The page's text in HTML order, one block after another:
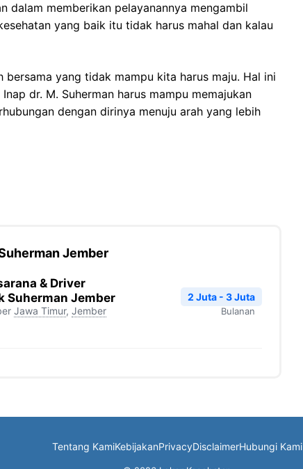
dalam memberikan pelayanannya mengambil
yang baik itu tidak harus mahal dan kalau
bersama yang tidak mampu kita harus maju. Hal ini
dr. M. Suherman harus mampu memajukan
dengan dirinya menuju arah yang lebih
Jember
& Driver
Suherman Jember
Jawa Timur, Jember
2 Juta - 3 Juta
Bulanan
Tentang KamiKebijakanPrivacyDisclaimerHubungi Kami